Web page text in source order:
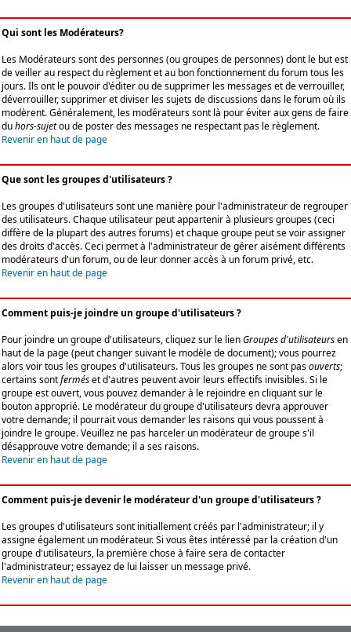
Qui sont les Modérateurs?
Les Modérateurs sont des personnes (ou groupes de personnes) dont le but est
de veiller au respect du règlement et au bon fonctionnement du forum tous les
jours. Ils ont le pouvoir d'éditer ou de supprimer les messages et de verrouiller,
déverrouiller, supprimer et diviser les sujets de discussions dans le forum où ils
modèrent. Généralement, les modérateurs sont là pour éviter aux gens de faire
duhors-sujetou de poster des messages ne respectant pas le règlement.
Revenir en haut de page
Que sont les groupes d'utilisateurs ?
Les groupes d'utilisateurs sont une manière pour l'administrateur de regrouper
des utilisateurs. Chaque utilisateur peut appartenir à plusieurs groupes (ceci
diffère de la plupart des autres forums) et chaque groupe peut se voir assigner
des droits d'accès. Ceci permet à l'administrateur de gérer aisément différents
modérateurs d'un forum, ou de leur donner accès à un forum privé, etc.
Revenir en haut de page
Comment puis-je joindre un groupe d'utilisateurs ?
Pour joindre un groupe d'utilisateurs, cliquez sur le lienGroupes d'utilisateursen
haut de la page (peut changer suivant le modèle de document); vous pourrez
alors voir tous les groupes d'utilisateurs. Tous les groupes ne sont pasouverts;
certains sontferméset d'autres peuvent avoir leurs effectifs invisibles. Si le
groupe est ouvert, vous pouvez demander à le rejoindre en cliquant sur le
bouton approprié. Le modérateur du groupe d'utilisateurs devra approuver
votre demande; il pourrait vous demander les raisons qui vous poussent à
joindre le groupe. Veuillez ne pas harceler un modérateur de groupe s'il
désapprouve votre demande; il a ses raisons.
Revenir en haut de page
Comment puis-je devenir le modérateur d'un groupe d'utilisateurs ?
Les groupes d'utilisateurs sont initiallement créés par l'administrateur; il y
assigne également un modérateur. Si vous êtes intéressé par la création d'un
groupe d'utilisateurs, la première chose à faire sera de contacter
l'administrateur; essayez de lui laisser un message privé.
Revenir en haut de page